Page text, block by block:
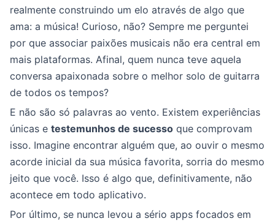
realmente construindo um elo através de algo que
ama: a música! Curioso, não? Sempre me perguntei
por que associar paixões musicais não era central em
mais plataformas. Afinal, quem nunca teve aquela
conversa apaixonada sobre o melhor solo de guitarra
de todos os tempos?
E não são só palavras ao vento. Existem experiências
únicas e testemunhos de sucesso que comprovam
isso. Imagine encontrar alguém que, ao ouvir o mesmo
acorde inicial da sua música favorita, sorria do mesmo
jeito que você. Isso é algo que, definitivamente, não
acontece em todo aplicativo.
Por último, se nunca levou a sério apps focados em